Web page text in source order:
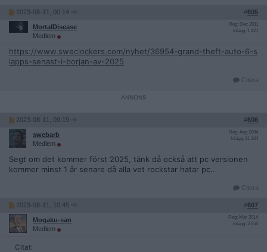
2023-08-11, 00:14 #605
MortalDisease
Medlem
Reg: Dec 2011
Inlägg: 1 421
https://www.sweclockers.com/nyhet/36954-grand-theft-auto-6-s
lapps-senast-i-borjan-av-2025
Citera
2023-08-11, 09:19 #606
swebarb
Medlem
Reg: Aug 2004
Inlägg: 21 244
Segt om det kommer först 2025, tänk då också att pc versionen
kommer minst 1 år senare då alla vet rockstar hatar pc..
Citera
2023-08-11, 10:45 #607
Mogaku-san
Medlem
Reg: Mar 2014
Inlägg: 2 656
Citat: